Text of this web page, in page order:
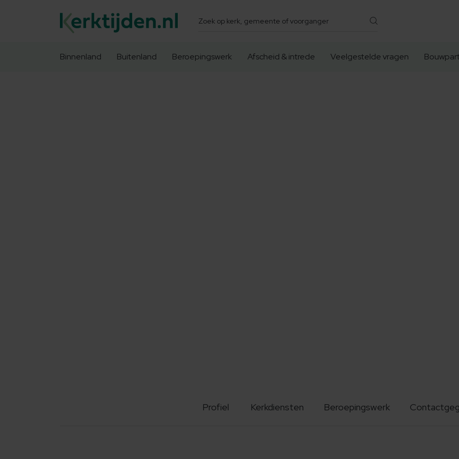
Zoeken
Binnenland Buitenland Beroepingswerk Afscheid & intrede Veelgestelde vragen
Profiel Kerkdiensten Beroepingswerk